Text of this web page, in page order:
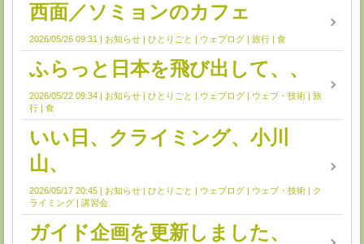
西面／ソミョンのカフェ
2026/05/26 09:31 お知らせ ひとりごと ウェブログ 旅行 食
ふらっと日本を飛び出して、、
2026/05/22 09:34 お知らせ ひとりごと ウェブログ ウェブ・技術
旅
行
食
いい日、クライミング、小川
山、
2026/05/17 20:45 お知らせ ひとりごと ウェブログ ウェブ・技術
ク
ライミング
講習会
ガイド企画を更新しました、